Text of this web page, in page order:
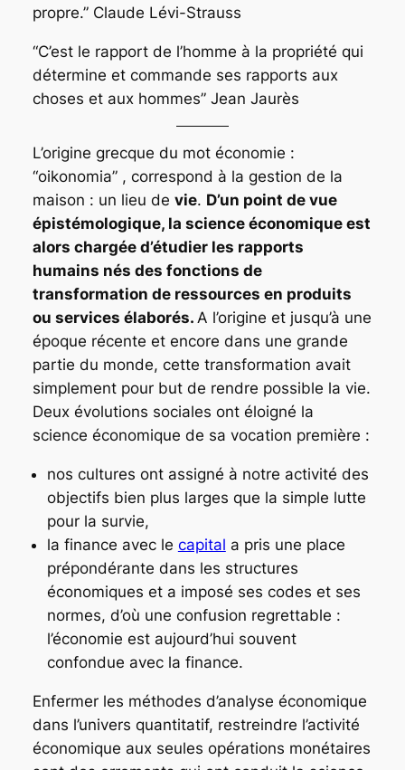
propre.”Claude Lévi-Strauss
“C’est le rapport de l’homme à la propriété qui
détermine et commande ses rapports aux
choses et aux hommes”Jean Jaurès
L’origine grecque du mot économie :
“oikonomia” , correspond à la gestion de la
maison : un lieu de vie. D’un point de vue
épistémologique, la science économique est
alors chargée d’étudier les rapports
humains nés des fonctions de
transformation de ressources en produits
ou services élaborés. A l’origine et jusqu’à une
époque récente et encore dans une grande
partie du monde, cette transformation avait
simplement pour but de rendre possible la vie.
Deux évolutions sociales ont éloigné la
science économique de sa vocation première :
nos cultures ont assigné à notre activité des
objectifs bien plus larges que la simple lutte
pour la survie,
la finance avec le capital a pris une place
prépondérante dans les structures
économiques et a imposé ses codes et ses
normes, d’où une confusion regrettable :
l’économie est aujourd’hui souvent
confondue avec la finance.
Enfermer les méthodes d’analyse économique
dans l’univers quantitatif, restreindre l’activité
économique aux seules opérations monétaires